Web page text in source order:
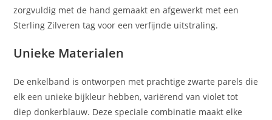
zorgvuldig met de hand gemaakt en afgewerkt met een
Sterling Zilveren tag voor een verfijnde uitstraling.
Unieke Materialen
De enkelband is ontworpen met prachtige zwarte parels die
elk een unieke bijkleur hebben, variërend van violet tot
diep donkerblauw. Deze speciale combinatie maakt elke